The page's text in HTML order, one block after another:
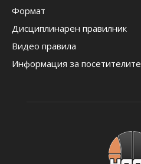
Формат
Дисциплинарен правилник
Видео правила
Информация за посетителите